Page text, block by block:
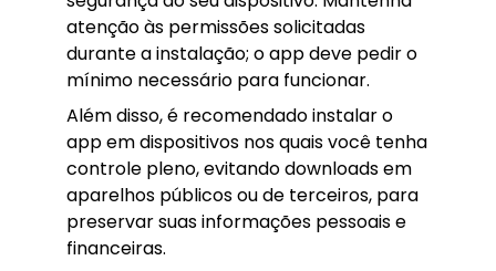
atenção às permissões solicitadas
durante a instalação; o app deve pedir o
mínimo necessário para funcionar.
Além disso, é recomendado instalar o
app em dispositivos nos quais você tenha
controle pleno, evitando downloads em
aparelhos públicos ou de terceiros, para
preservar suas informações pessoais e
financeiras.